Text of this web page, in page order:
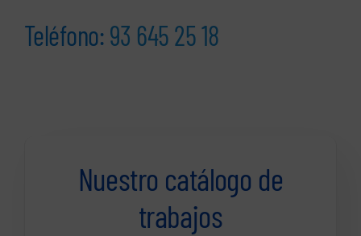
Teléfono:93 645 25 18
Nuestro catálogo de
trabajos